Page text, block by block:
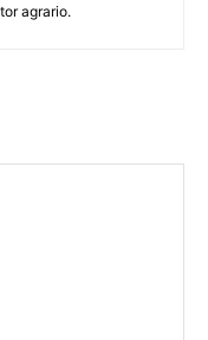
agrario.